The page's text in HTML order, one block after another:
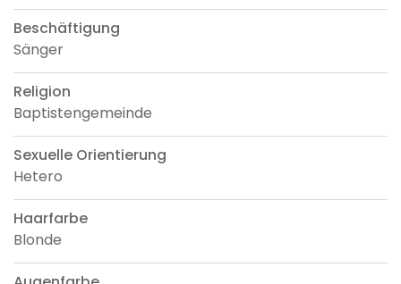
Beschäftigung
Sänger
Religion
Baptistengemeinde
Sexuelle Orientierung
Hetero
Haarfarbe
Blonde